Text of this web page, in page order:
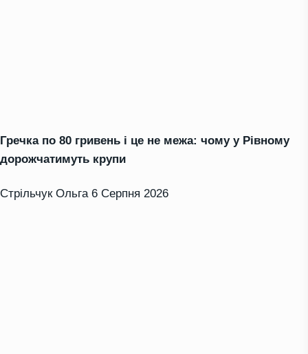
Гречка по 80 гривень і це не межа: чому у Рівному
дорожчатимуть крупи
Стрільчук Ольга 6 Серпня 2026